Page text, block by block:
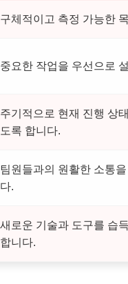
구체적이고 측정 가능한
중요한 작업을 우선으로
주기적으로 현재 진행 상
도록 합니다.
팀원들과의 원활한 소통
다.
새로운 기술과 도구를 습
합니다.